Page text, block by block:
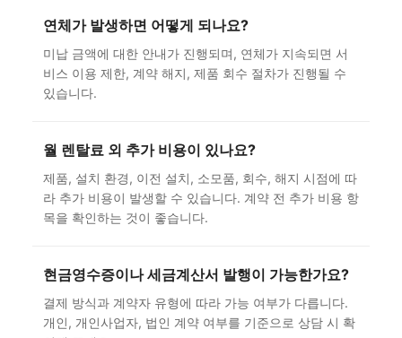
연체가 발생하면 어떻게 되나요?
미납 금액에 대한 안내가 진행되며, 연체가 지속되면 서
비스 이용 제한, 계약 해지, 제품 회수 절차가 진행될 수
있습니다.
월 렌탈료 외 추가 비용이 있나요?
제품, 설치 환경, 이전 설치, 소모품, 회수, 해지 시점에 따
라 추가 비용이 발생할 수 있습니다. 계약 전 추가 비용 항
목을 확인하는 것이 좋습니다.
현금영수증이나 세금계산서 발행이 가능한가요?
결제 방식과 계약자 유형에 따라 가능 여부가 다릅니다.
개인, 개인사업자, 법인 계약 여부를 기준으로 상담 시 확